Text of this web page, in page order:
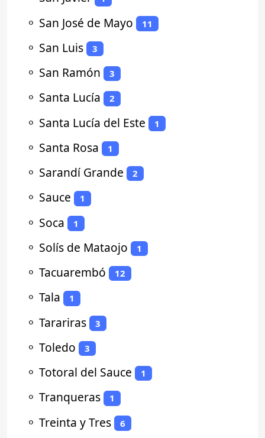
⚬ San José de Mayo 11
⚬ San Luis 3
⚬ San Ramón 3
⚬ Santa Lucía 2
⚬ Santa Lucía del Este 1
⚬ Santa Rosa 1
⚬ Sarandí Grande 2
⚬ Sauce 1
⚬ Soca 1
⚬ Solís de Mataojo 1
⚬ Tacuarembó 12
⚬ Tala 1
⚬ Tarariras 3
⚬ Toledo 3
⚬ Totoral del Sauce 1
⚬ Tranqueras 1
⚬ Treinta y Tres 6